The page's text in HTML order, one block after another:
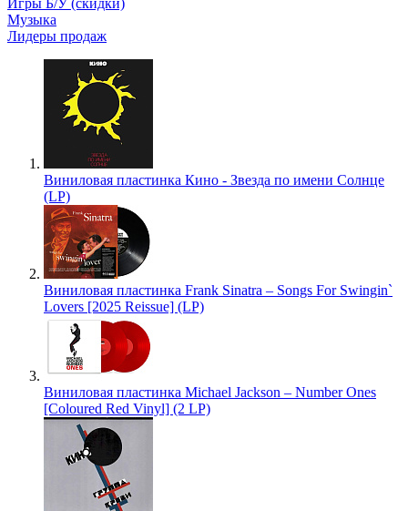
Игры Б/У (скидки)
Музыка
Лидеры продаж
Виниловая пластинка Кино - Звезда по имени Солнце
(LP)
Виниловая пластинка Frank Sinatra – Songs For Swingin`
Lovers [2025 Reissue] (LP)
Виниловая пластинка Michael Jackson – Number Ones
[Coloured Red Vinyl] (2 LP)